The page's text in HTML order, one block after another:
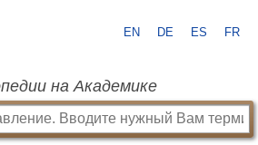
EN DE ES FR
на Академике